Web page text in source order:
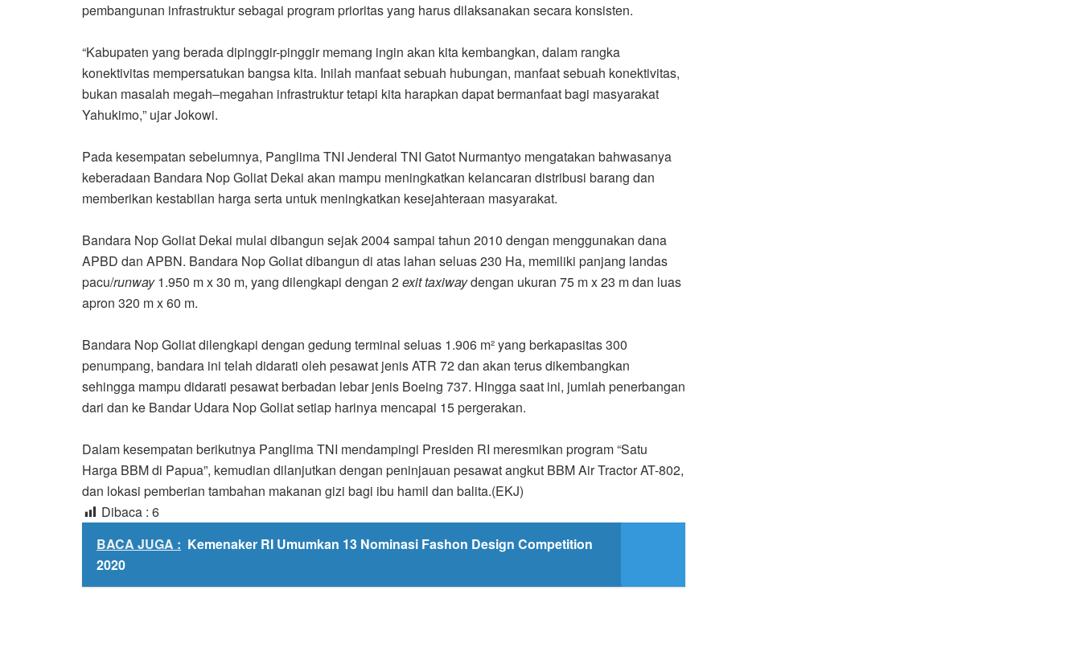
pembangunan infrastruktur sebagai program prioritas yang harus dilaksanakan secara konsisten.
“Kabupaten yang berada dipinggir-pinggir memang ingin akan kita kembangkan, dalam rangka
konektivitas mempersatukan bangsa kita. Inilah manfaat sebuah hubungan, manfaat sebuah konektivitas,
bukan masalah megah–megahan infrastruktur tetapi kita harapkan dapat bermanfaat bagi masyarakat
Yahukimo,” ujar Jokowi.
Pada kesempatan sebelumnya, Panglima TNI Jenderal TNI Gatot Nurmantyo mengatakan bahwasanya
keberadaan Bandara Nop Goliat Dekai akan mampu meningkatkan kelancaran distribusi barang dan
memberikan kestabilan harga serta untuk meningkatkan kesejahteraan masyarakat.
Bandara Nop Goliat Dekai mulai dibangun sejak 2004 sampai tahun 2010 dengan menggunakan dana
APBD dan APBN. Bandara Nop Goliat dibangun di atas lahan seluas 230 Ha, memiliki panjang landas
pacu/runway1.950 m x 30 m, yang dilengkapi dengan 2exit taxiwaydengan ukuran 75 m x 23 m dan luas
apron 320 m x 60 m.
Bandara Nop Goliat dilengkapi dengan gedung terminal seluas 1.906 m² yang berkapasitas 300
penumpang, bandara ini telah didarati oleh pesawat jenis ATR 72 dan akan terus dikembangkan
sehingga mampu didarati pesawat berbadan lebar jenis Boeing 737. Hingga saat ini, jumlah penerbangan
dari dan ke Bandar Udara Nop Goliat setiap harinya mencapai 15 pergerakan.
Dalam kesempatan berikutnya Panglima TNI mendampingi Presiden RI meresmikan program“Satu
Harga BBM di Papua”, kemudian dilanjutkan dengan peninjauan pesawat angkut BBM Air Tractor AT-802,
dan lokasi pemberian tambahan makanan gizi bagi ibu hamil dan balita.(EKJ)
Dibaca : 6
BACA JUGA : Kemenaker RI Umumkan 13 Nominasi Fashon Design Competition
2020